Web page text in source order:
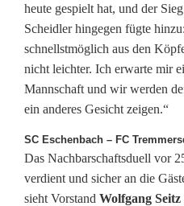
heute gespielt hat, und der
Scheidler hingegen fügte
schnellstmöglich aus den
nicht leichter. Ich erwarte mir
Mannschaft und wir werden
ein anderes Gesicht zeigen.“
SC Eschenbach – FC
Das Nachbarschaftsduell vor
verdient und sicher an die
sieht Vorstand Wolfgang Seitz